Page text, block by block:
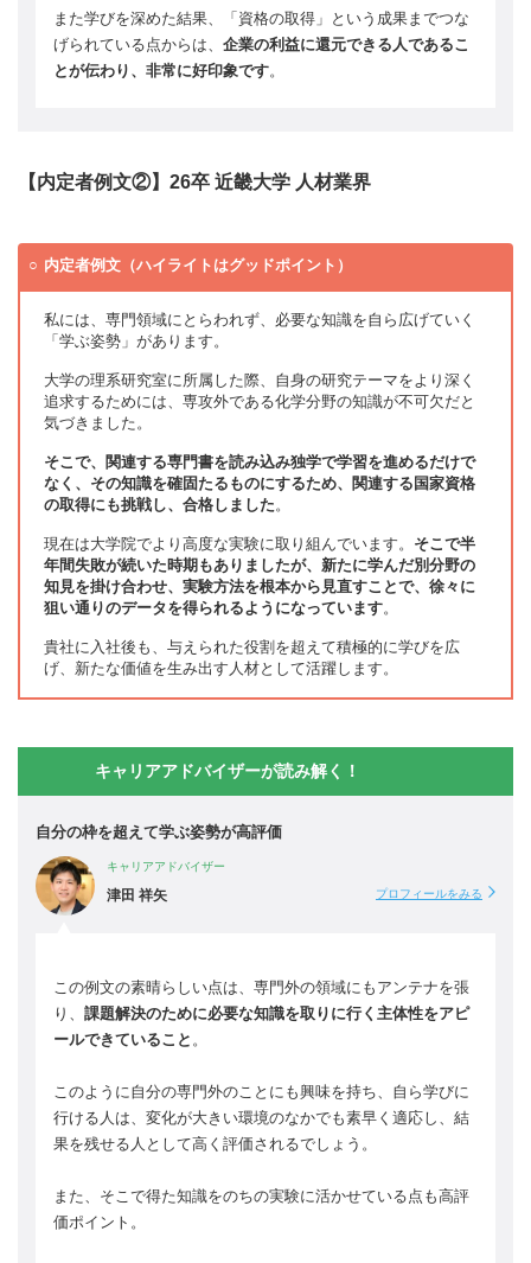
また学びを深めた結果、「資格の取得」という成果までつな
げられている点からは、 企業の利益に還元できる人であるこ
とが伝わり、非常に好印象です。
【内定者例文②】26卒 近畿大学 人材業界
内定者例文（ハイライトはグッドポイント）
私には、専門領域にとらわれず、必要な知識を自ら広げていく
「学ぶ姿勢」があります。
大学の理系研究室に所属した際、自身の研究テーマをより深く
追求するためには、専攻外である化学分野の知識が不可欠だと
気づきました。
そこで、関連する専門書を読み込み独学で学習を進めるだけで
なく、その知識を確固たるものにするため、関連する国家資格
の取得にも挑戦し、合格しました 。
現在は大学院でより高度な実験に取り組んでいます。 そこで半
年間失敗が続いた時期もありましたが、新たに学んだ別分野の
知見を掛け合わせ、実験方法を根本から見直すことで、徐々に
狙い通りのデータを得られるようになっています。
貴社に入社後も、与えられた役割を超えて積極的に学びを広
げ、新たな価値を生み出す人材として活躍します。
キャリアアドバイザーが読み解く！
自分の枠を超えて学ぶ姿勢が高評価
キャリアアドバイザー
津田 祥矢 プロフィールをみる
この例文の素晴らしい点は、専門外の領域にもアンテナを張
り、 課題解決のために必要な知識を取りに行く主体性をアピ
ールできていること 。
このように自分の専門外のことにも興味を持ち、自ら学びに
行ける人は、変化が大きい環境のなかでも素早く適応し、結
果を残せる人として高く評価されるでしょう。
また、そこで得た知識をのちの実験に活かせている点も高評
価ポイント。